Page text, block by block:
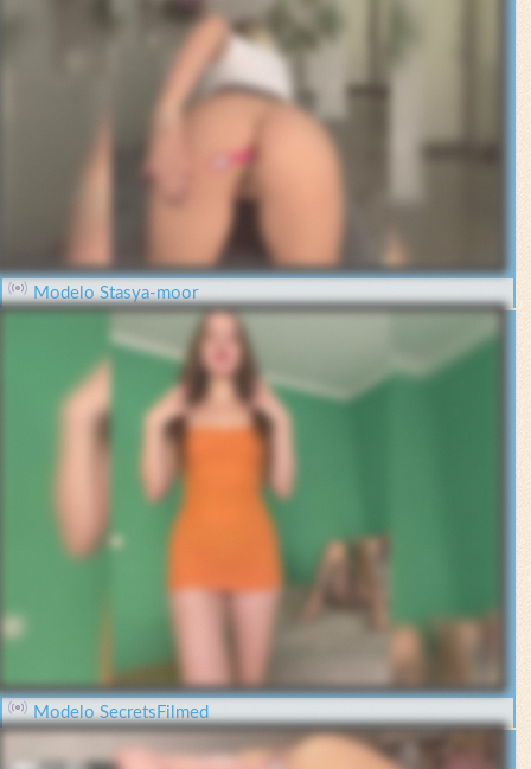
Modelo Stasya-moor
Modelo SecretsFilmed